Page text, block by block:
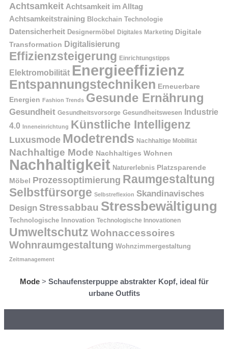
Achtsamkeit Achtsamkeit im Alltag
Achtsamkeitstraining Blockchain Technologie
Datensicherheit Designermöbel Digitales Marketing Digitale
Transformation Digitalisierung
Effizienzsteigerung Einrichtungstipps
Elektromobilität Energieeffizienz
Entspannungstechniken Erneuerbare
Energien Fashion Trends Gesunde Ernährung
Gesundheit Gesundheitsvorsorge Gesundheitswesen Industrie
4.0
Inneneinrichtung Künstliche Intelligenz
Luxusmode Modetrends Nachhaltige Mobilität
Nachhaltige Mode Nachhaltiges Wohnen
Nachhaltigkeit Naturerlebnis Platzsparende
Möbel
Prozessoptimierung Raumgestaltung
Selbstfürsorge Selbstreflexion Skandinavisches
Design Stressabbau Stressbewältigung
Technologische Innovation Technologische Innovationen
Umweltschutz Wohnaccessoires
Wohnraumgestaltung Wohnzimmergestaltung
Zeitmanagement
Mode> Schaufensterpuppe abstrakter Kopf, ideal für
urbane Outfits